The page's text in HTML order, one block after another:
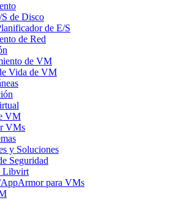
de Disco
de E/S
de Red
de VM
Vida de VM
VM
VMs
y Soluciones
Seguridad
Libvirt
para VMs